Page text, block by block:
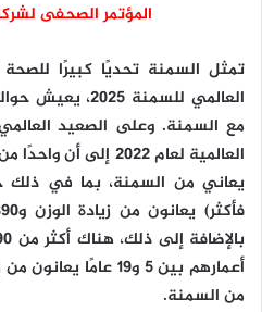
المؤتمر الصحفى
تمثل السمنة تحديًا كبيرًا للصحة
مع السمنة. وعلى الصعيد
العالمية لعام 2022
من السمنة.